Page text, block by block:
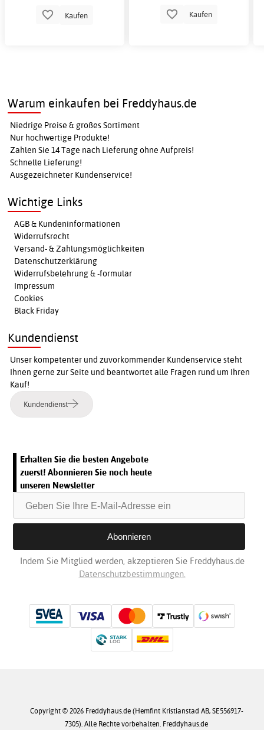
Kaufen Kaufen
Warum einkaufen bei Freddyhaus.de
Niedrige Preise & großes Sortiment
Nur hochwertige Produkte!
Zahlen Sie 14 Tage nach Lieferung ohne Aufpreis!
Schnelle Lieferung!
Ausgezeichneter Kundenservice!
Wichtige Links
AGB & Kundeninformationen
Widerrufsrecht
Versand- & Zahlungsmöglichkeiten
Datenschutzerklärung
Widerrufsbelehrung & -formular
Impressum
Cookies
Black Friday
Kundendienst
Unser kompetenter und zuvorkommender Kundenservice steht
Ihnen gerne zur Seite und beantwortet alle Fragen rund um Ihren
Kauf!
Kundendienst
Erhalten Sie die besten Angebote
zuerst! Abonnieren Sie noch heute
unseren Newsletter
Indem Sie Mitglied werden, akzeptieren Sie Freddyhaus.de
Datenschutzbestimmungen.
Copyright © 2026 Freddyhaus.de (Hemfint Kristianstad AB, SE556917-
7305). Alle Rechte vorbehalten. Freddyhaus.de